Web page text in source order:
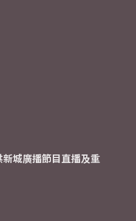
城廣播節目直播及重